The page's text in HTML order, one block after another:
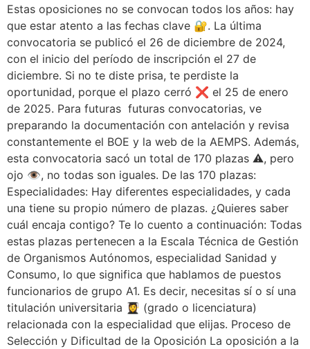
Estas oposiciones no se convocan todos los años: hay
que estar atento a las fechas clave 🔐. La última
convocatoria se publicó el 26 de diciembre de 2024,
con el inicio del período de inscripción el 27 de
diciembre. Si no te diste prisa, te perdiste la
oportunidad, porque el plazo cerró ❌ el 25 de enero
de 2025. Para futuras futuras convocatorias, ve
preparando la documentación con antelación y revisa
constantemente el BOE y la web de la AEMPS. Además,
esta convocatoria sacó un total de 170 plazas ⚠️, pero
ojo 👁️, no todas son iguales. De las 170 plazas:
Especialidades: Hay diferentes especialidades, y cada
una tiene su propio número de plazas. ¿Quieres saber
cuál encaja contigo? Te lo cuento a continuación: Todas
estas plazas pertenecen a la Escala Técnica de Gestión
de Organismos Autónomos, especialidad Sanidad y
Consumo, lo que significa que hablamos de puestos
funcionarios de grupo A1. Es decir, necesitas sí o sí una
titulación universitaria 👩‍🎓 (grado o licenciatura)
relacionada con la especialidad que elijas. Proceso de
Selección y Dificultad de la Oposición La oposición a la